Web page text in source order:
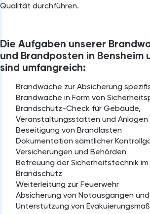
Qualität durchführen.
Die Aufgaben unserer
und Brandposten in Bensheim
sind umfangreich:
Brandwache zur Absicherung
Brandwache in Form von
Brandschutz-Check für Gebäude,
Veranstaltungsstätten und Anlagen
Beseitigung von Brandlasten
Dokumentation sämtlicher
Versicherungen und Behörden
Betreuung der Sicherheitstechnik
Brandschutz
Weiterleitung zur Feuerwehr
Absicherung von Notausgängen
Unterstützung von